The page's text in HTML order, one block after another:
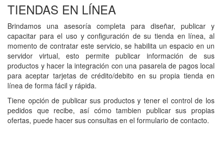
Go
to
TIENDAS
EN
LÍNEA
TIENDAS EN LÍNEA
Brindamos una asesoría completa para diseñar, publicar y
capacitar para el uso y configuración de su tienda en línea, al
momento de contratar este servicio, se habilita un espacio en un
servidor virtual, esto permite publicar información de sus
productos y hacer la integración con una pasarela de pagos local
para aceptar tarjetas de crédito/debito en su propia tienda en
línea de forma fácil y rápida.
Tiene opción de publicar sus productos y tener el control de los
pedidos que recibe, así cómo tambien publicar sus propias
ofertas, puede hacer sus consultas en el formulario de contacto.